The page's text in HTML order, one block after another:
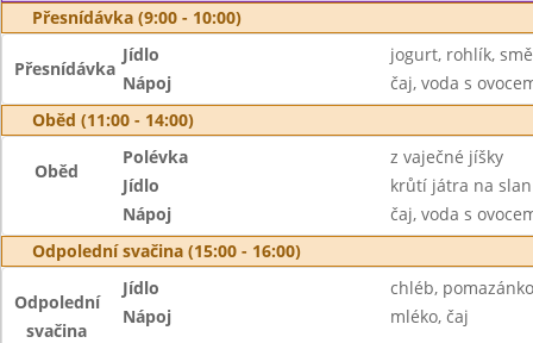
Přesnídávka (9:00 - 10:00)
Přesnídávka
Jídlo
jogurt, rohlík,
Nápoj
čaj, voda s
Oběd (11:00 - 14:00)
Oběd
Polévka
z vaječné jíšky
Jídlo
krůtí játra na
Nápoj
čaj, voda s
Odpolední svačina (15:00 - 16:00)
Odpolední
svačina
Jídlo
chléb,
Nápoj
mléko, čaj